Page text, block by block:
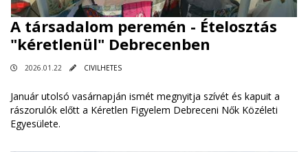
A társadalom peremén - Ételosztás
"kéretlenül" Debrecenben
2026.01.22 CIVILHETES
Január utolsó vasárnapján ismét megnyitja szívét és kapuit a
rászorulók előtt a Kéretlen Figyelem Debreceni Nők Közéleti
Egyesülete.